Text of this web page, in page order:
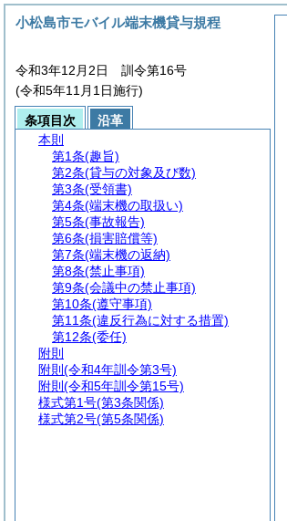
小松島市モバイル端末機貸与規程
令和3年12月2日 訓令第16号
(令和5年11月1日施行)
条項目次
沿革
本則
第1条(趣旨)
第2条(貸与の対象及び数)
第3条(受領書)
第4条(端末機の取扱い)
第5条(事故報告)
第6条(損害賠償等)
第7条(端末機の返納)
第8条(禁止事項)
第9条(会議中の禁止事項)
第10条(遵守事項)
第11条(違反行為に対する措置)
第12条(委任)
附則
附則 (令和4年訓令第3号)
附則 (令和5年訓令第15号)
様式第1号(第3条関係)
様式第2号(第5条関係)